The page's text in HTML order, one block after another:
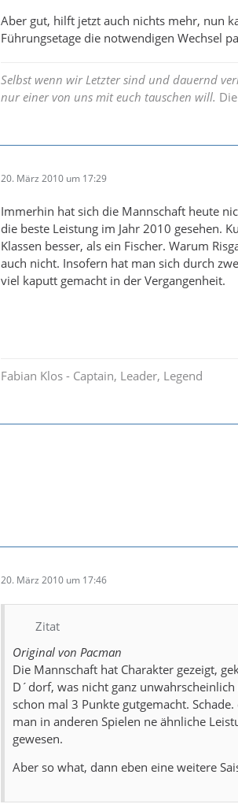
Aber gut, hilft jetzt auch nichts mehr, nun
Führungsetage die notwendigen Wechsel
Selbst wenn wir Letzter sind und dauernd
nur einer von uns mit euch tauschen will.
20. März 2010 um 17:29
Immerhin hat sich die Mannschaft heute
die beste Leistung im Jahr 2010 gesehen.
Klassen besser, als ein Fischer. Warum
auch nicht. Insofern hat man sich durch
viel kaputt gemacht in der Vergangenheit.
Fabian Klos - Captain, Leader, Legend
20. März 2010 um 17:46
Zitat
Original von Pacman
Die Mannschaft hat Charakter gezeigt,
D´dorf, was nicht ganz
schon mal 3 Punkte gutgemacht.
man in anderen Spielen ne ähnliche
gewesen.
Aber so what, dann eben eine weitere